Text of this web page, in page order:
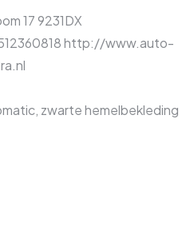
17 9231DX
http://www.auto-
zwarte hemelbekleding